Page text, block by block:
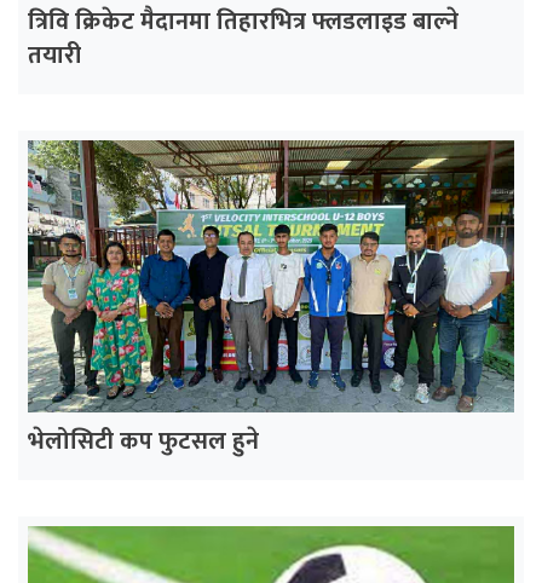
त्रिवि क्रिकेट मैदानमा तिहारभित्र फ्लडलाइड बाल्ने
तयारी
भेलोसिटी कप फुटसल हुने